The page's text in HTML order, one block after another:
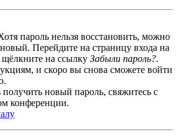
пароль нельзя восстановить, можно
Перейдите на страницу входа на
на ссылку Забыли пароль?.
и скоро вы снова сможете войти
получить новый пароль, свяжитесь с
конференции.